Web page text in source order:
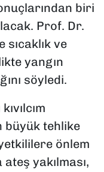
biri
Prof. Dr.
sıcaklık ve
yangın
söyledi.
tehlike
önlem
ateş yakılması,